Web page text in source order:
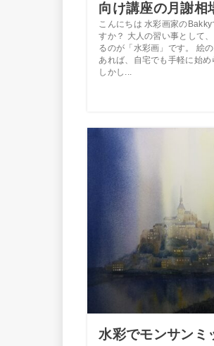
向け講座の月謝相
こんにちは 水彩画家の
すか？ 大人の習い事として
るのが「水彩画」です。 絵
あれば、自宅でも手軽に始め
しかし...
水彩でモンサンミ